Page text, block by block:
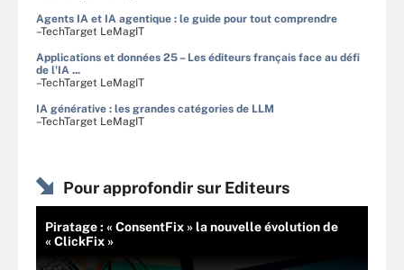
Agents IA et IA agentique : le guide pour tout comprendre
–TechTarget LeMagIT
Applications et données 25 – Les éditeurs français face au défi
de l'IA ...
–TechTarget LeMagIT
IA générative : les grandes catégories de LLM
–TechTarget LeMagIT
Pour approfondir sur Editeurs
Piratage : « ConsentFix » la nouvelle évolution de
« ClickFix »